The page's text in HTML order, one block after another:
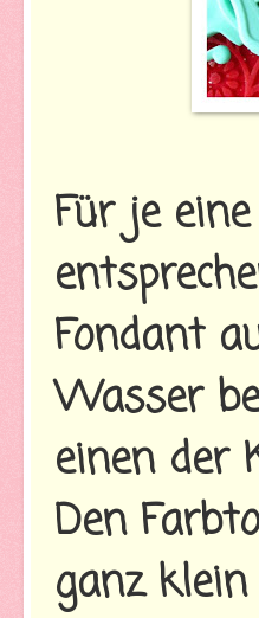
Für je
Fondant
Wasser
einen der
Den
ganz